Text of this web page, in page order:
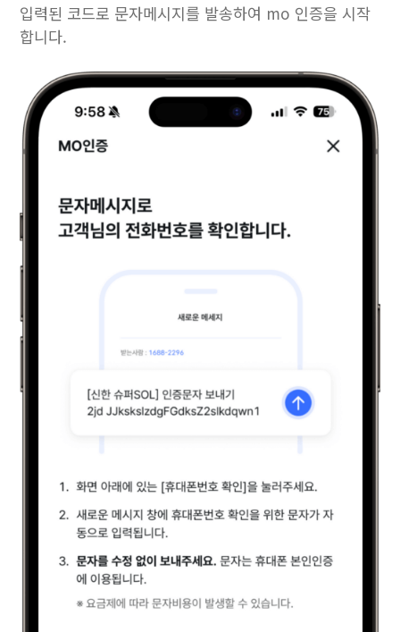
입력된 코드로 문자메시지를 발송하여 mo 인증을 시작
합니다.